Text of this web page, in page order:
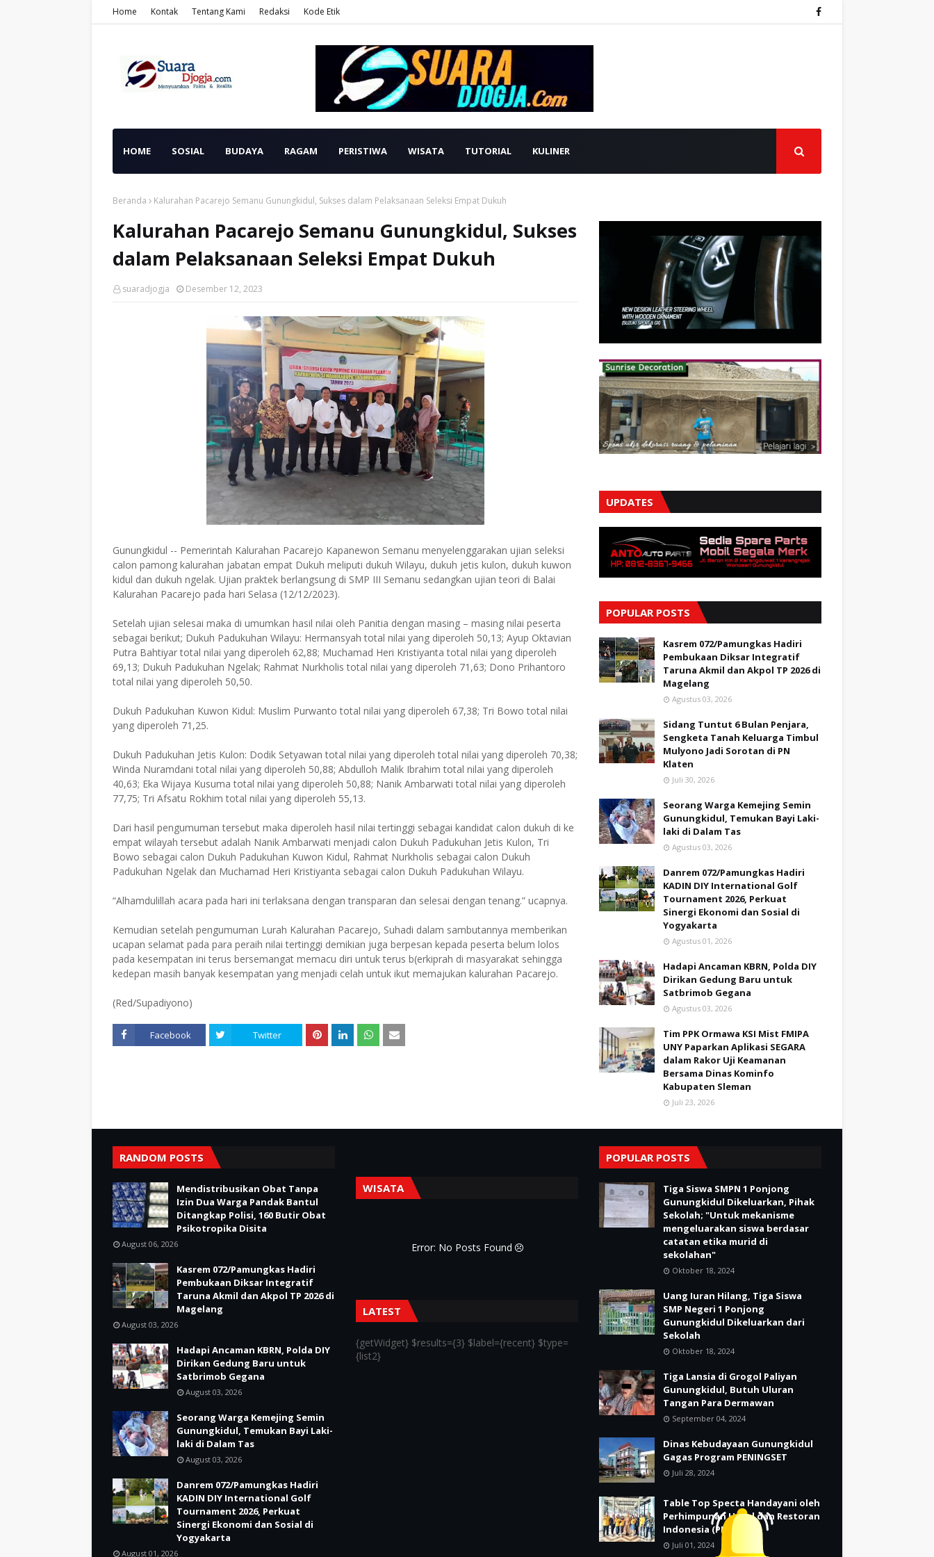
Home Kontak Tentang Kami Redaksi Kode Etik
HOME SOSIAL BUDAYA RAGAM PERISTIWA WISATA TUTORIAL KULINER
Beranda Kalurahan Pacarejo Semanu Gunungkidul, Sukses dalam Pelaksanaan Seleksi Empat Dukuh
Kalurahan Pacarejo Semanu Gunungkidul, Sukses
dalam Pelaksanaan Seleksi Empat Dukuh
suaradjogja Desember 12, 2023
Gunungkidul -- Pemerintah Kalurahan Pacarejo Kapanewon Semanu menyelenggarakan ujian seleksi
calon pamong kalurahan jabatan empat Dukuh meliputi dukuh Wilayu, dukuh jetis kulon, dukuh kuwon
kidul dan dukuh ngelak. Ujian praktek berlangsung di SMP III Semanu sedangkan ujian teori di Balai
Kalurahan Pacarejo pada hari Selasa (12/12/2023).
Setelah ujian selesai maka di umumkan hasil nilai oleh Panitia dengan masing – masing nilai peserta
sebagai berikut; Dukuh Padukuhan Wilayu: Hermansyah total nilai yang diperoleh 50,13; Ayup Oktavian
Putra Bahtiyar total nilai yang diperoleh 62,88; Muchamad Heri Kristiyanta total nilai yang diperoleh
69,13; Dukuh Padukuhan Ngelak; Rahmat Nurkholis total nilai yang diperoleh 71,63; Dono Prihantoro
total nilai yang diperoleh 50,50.
Dukuh Padukuhan Kuwon Kidul: Muslim Purwanto total nilai yang diperoleh 67,38; Tri Bowo total nilai
yang diperoleh 71,25.
Dukuh Padukuhan Jetis Kulon: Dodik Setyawan total nilai yang diperoleh total nilai yang diperoleh 70,38;
Winda Nuramdani total nilai yang diperoleh 50,88; Abdulloh Malik Ibrahim total nilai yang diperoleh
40,63; Eka Wijaya Kusuma total nilai yang diperoleh 50,88; Nanik Ambarwati total nilai yang diperoleh
77,75; Tri Afsatu Rokhim total nilai yang diperoleh 55,13.
Dari hasil pengumuman tersebut maka diperoleh hasil nilai tertinggi sebagai kandidat calon dukuh di ke
empat wilayah tersebut adalah Nanik Ambarwati menjadi calon Dukuh Padukuhan Jetis Kulon, Tri
Bowo sebagai calon Dukuh Padukuhan Kuwon Kidul, Rahmat Nurkholis sebagai calon Dukuh
Padukuhan Ngelak dan Muchamad Heri Kristiyanta sebagai calon Dukuh Padukuhan Wilayu.
“Alhamdulillah acara pada hari ini terlaksana dengan transparan dan selesai dengan tenang.” ucapnya.
Kemudian setelah pengumuman Lurah Kalurahan Pacarejo, Suhadi dalam sambutannya memberikan
ucapan selamat pada para peraih nilai tertinggi demikian juga berpesan kepada peserta belum lolos
pada kesempatan ini terus bersemangat memacu diri untuk terus b(erkiprah di masyarakat sehingga
kedepan masih banyak kesempatan yang menjadi celah untuk ikut memajukan kalurahan Pacarejo.
(Red/Supadiyono)
Facebook Twitter
UPDATES
POPULAR POSTS
Kasrem 072/Pamungkas Hadiri
Pembukaan Diksar Integratif
Taruna Akmil dan Akpol TP 2026 di
Magelang
Agustus 03, 2026
Sidang Tuntut 6 Bulan Penjara,
Sengketa Tanah Keluarga Timbul
Mulyono Jadi Sorotan di PN
Klaten
Juli 30, 2026
Seorang Warga Kemejing Semin
Gunungkidul, Temukan Bayi Laki-
laki di Dalam Tas
Agustus 03, 2026
Danrem 072/Pamungkas Hadiri
KADIN DIY International Golf
Tournament 2026, Perkuat
Sinergi Ekonomi dan Sosial di
Yogyakarta
Agustus 01, 2026
Hadapi Ancaman KBRN, Polda DIY
Dirikan Gedung Baru untuk
Satbrimob Gegana
Agustus 03, 2026
Tim PPK Ormawa KSI Mist FMIPA
UNY Paparkan Aplikasi SEGARA
dalam Rakor Uji Keamanan
Bersama Dinas Kominfo
Kabupaten Sleman
Juli 23, 2026
RANDOM POSTS
Mendistribusikan Obat Tanpa
Izin Dua Warga Pandak Bantul
Ditangkap Polisi, 160 Butir Obat
Psikotropika Disita
August 06, 2026
Kasrem 072/Pamungkas Hadiri
Pembukaan Diksar Integratif
Taruna Akmil dan Akpol TP 2026 di
Magelang
August 03, 2026
Hadapi Ancaman KBRN, Polda DIY
Dirikan Gedung Baru untuk
Satbrimob Gegana
August 03, 2026
Seorang Warga Kemejing Semin
Gunungkidul, Temukan Bayi Laki-
laki di Dalam Tas
August 03, 2026
Danrem 072/Pamungkas Hadiri
KADIN DIY International Golf
Tournament 2026, Perkuat
Sinergi Ekonomi dan Sosial di
Yogyakarta
August 01, 2026
WISATA
Error: No Posts Found
LATEST
{getWidget} $results={3} $label={recent} $type=
{list2}
POPULAR POSTS
Tiga Siswa SMPN 1 Ponjong
Gunungkidul Dikeluarkan, Pihak
Sekolah; "Untuk mekanisme
mengeluarakan siswa berdasar
catatan etika murid di
sekolahan"
Oktober 18, 2024
Uang Iuran Hilang, Tiga Siswa
SMP Negeri 1 Ponjong
Gunungkidul Dikeluarkan dari
Sekolah
Oktober 18, 2024
Tiga Lansia di Grogol Paliyan
Gunungkidul, Butuh Uluran
Tangan Para Dermawan
September 04, 2024
Dinas Kebudayaan Gunungkidul
Gagas Program PENINGSET
Juli 28, 2024
Table Top Specta Handayani oleh
Perhimpunan Hotel dan Restoran
Indonesia (PHRI)
Juli 01, 2024